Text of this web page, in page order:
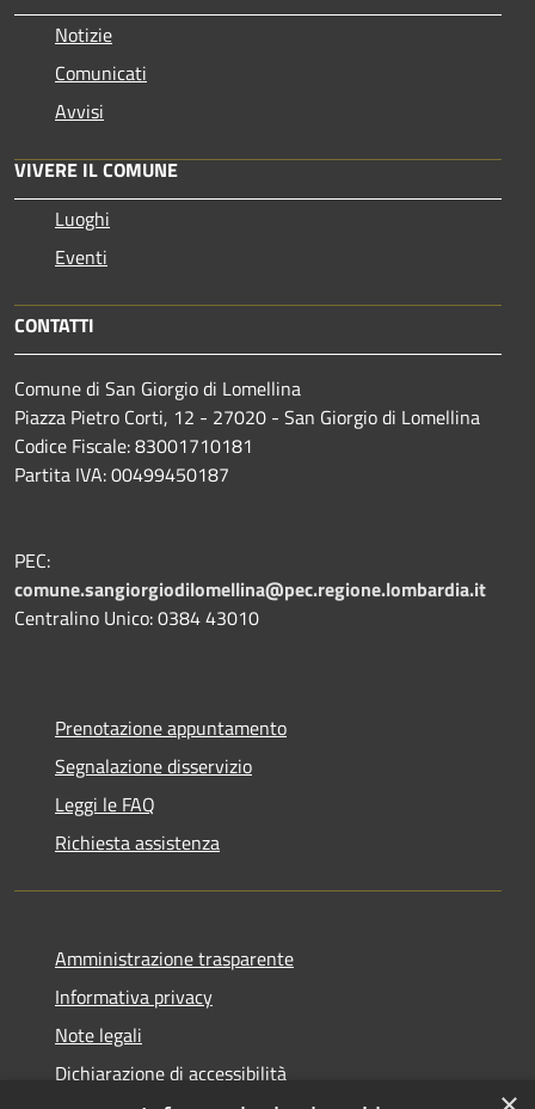
Notizie
Comunicati
Avvisi
VIVERE IL COMUNE
Luoghi
Eventi
CONTATTI
Comune di San Giorgio di Lomellina
Piazza Pietro Corti, 12 - 27020 - San Giorgio di Lomellina
Codice Fiscale: 83001710181
Partita IVA: 00499450187
PEC:
comune.sangiorgiodilomellina@pec.regione.lombardia.it
Centralino Unico: 0384 43010
Prenotazione appuntamento
Segnalazione disservizio
Leggi le FAQ
Richiesta assistenza
Amministrazione trasparente
Informativa privacy
Note legali
Dichiarazione di accessibilità